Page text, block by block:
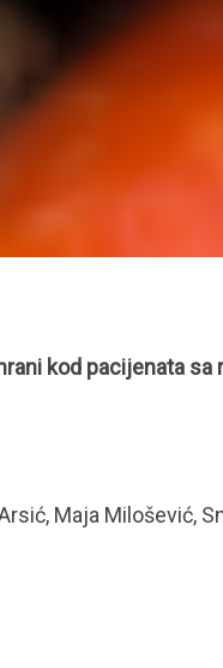
kod pacijenata
Maja Milošević,